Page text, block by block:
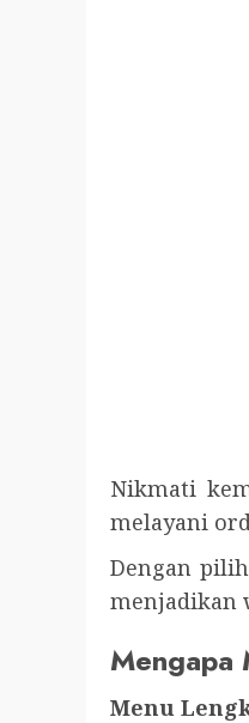
Nikmati
melayani
Dengan
menjadikan
Mengapa
Menu